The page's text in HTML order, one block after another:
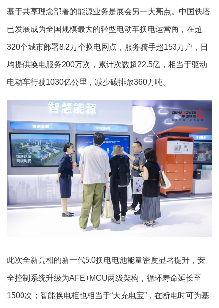
基于共享理念部署的能源业务是展会另一大亮点。中国铁塔
已发展成为全国规模最大的轻型电动车换电运营商，在超
320个城市部署8.2万个换电网点，服务骑手超153万户，日
均提供换电服务200万次，累计次数超22.5亿，相当于驱动
电动车行驶1030亿公里，减少碳排放360万吨。
此次全新亮相的新一代5.0换电电池能量密度显著提升，安
全控制系统升级为AFE+MCU两级架构，循环寿命延长至
1500次；智能换电柜也相当于“大充电宝”，在断电时可为基